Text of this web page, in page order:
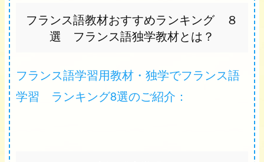
フランス語教材おすすめランキング ８
選 フランス語独学教材とは？
フランス語学習用教材・独学でフランス語
学習 ランキング8選のご紹介：